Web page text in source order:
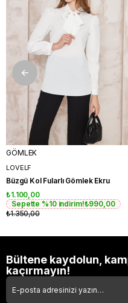
GÖMLEK
LOVELF
Büzgü Kol Fularlı Gömlek Ekru
₺1.100,00
Sepette %10 indirim!₺990,00
₺1.350,00
Bültene kaydolun,
kaçırmayın!